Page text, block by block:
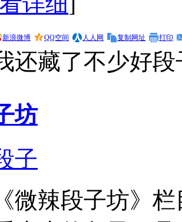
新浪微博 QQ空间 人人网 复制网址 打印
还藏了不少好段
坊
子
微辣段子坊》